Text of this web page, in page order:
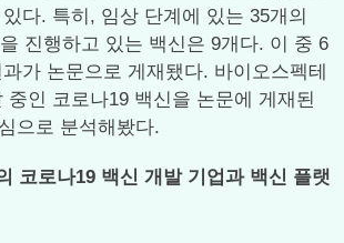
다. 특히, 임상 단계에 있는 35개의
진행하고 있는 백신은 9개다. 이 중 6
가 논문으로 게재됐다. 바이오스펙테
중인 코로나19 백신을 논문에 게재된
으로 분석해봤다.
코로나19 백신 개발 기업과 백신 플랫